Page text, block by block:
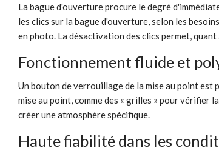
La bague d'ouverture procure le degré
les clics sur la bague d'ouverture, selon les
en photo. La désactivation des clics permet,
Fonctionnement fluide et
Un bouton de verrouillage de la mise au point est
mise au point, comme des « grilles » pour vérifier
créer une atmosphère spécifique.
Haute fiabilité dans les